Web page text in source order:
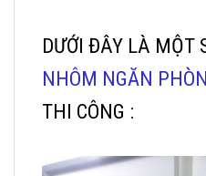
DƯỚI ĐÂY LÀ MỘT
NHÔM NGĂN
THI CÔNG :